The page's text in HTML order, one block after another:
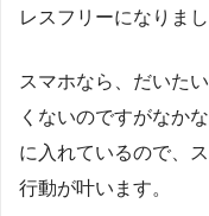
レスフリーになりまし
スマホなら、だいた
くないのですがなか
に入れているので、
行動が叶います。